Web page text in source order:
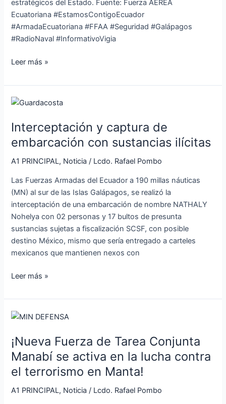
estratégicos del Estado. Fuente: Fuerza AÉREA
Ecuatoriana #EstamosContigoEcuador
#ArmadaEcuatoriana #FFAA #Seguridad #Galápagos
#RadioNaval #InformativoVigia
Leer más »
Interceptación y captura de
embarcación con sustancias ilícitas
A1 PRINCIPAL, Noticia / Lcdo. Rafael Pombo
Las Fuerzas Armadas del Ecuador a 190 millas náuticas
(MN) al sur de las Islas Galápagos, se realizó la
interceptación de una embarcación de nombre NATHALY
Nohelya con 02 personas y 17 bultos de presunta
sustancias sujetas a fiscalización SCSF, con posible
destino México, mismo que sería entregado a carteles
mexicanos que mantienen nexos con
Interceptación
captura
de
con
Leer más »
¡Nueva Fuerza de Tarea Conjunta
Manabí se activa en la lucha contra
el terrorismo en Manta!
A1 PRINCIPAL, Noticia / Lcdo. Rafael Pombo
¡Nueva
de
Tarea
Conjunta
Manabí
se